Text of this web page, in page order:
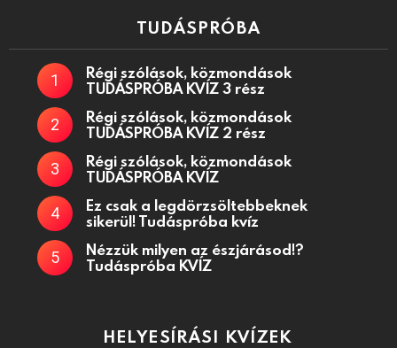
TUDÁSPRÓBA
Régi szólások, közmondások
TUDÁSPRÓBA KVÍZ 3 rész
Régi szólások, közmondások
TUDÁSPRÓBA KVÍZ 2 rész
Régi szólások, közmondások
TUDÁSPRÓBA KVÍZ
Ez csak a legdörzsöltebbeknek
sikerül! Tudáspróba kvíz
Nézzük milyen az észjárásod!?
Tudáspróba KVÍZ
HELYESÍRÁSI KVÍZEK